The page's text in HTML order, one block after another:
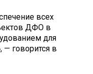
всех
ДФО в
для
говорится в